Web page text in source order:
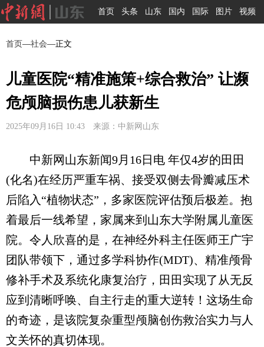
首页 头条 山东 国内 国际 图片 视频
首页—社会—正文
儿童医院“精准施策+综合救治” 让濒
危颅脑损伤患儿获新生
2025年09月16日 10:43 来源：中新网山东
中新网山东新闻9月16日电 年仅4岁的田田
(化名)在经历严重车祸、接受双侧去骨瓣减压术
后陷入“植物状态”，多家医院评估预后极差。抱
着最后一线希望，家属来到山东大学附属儿童医
院。令人欣喜的是，在神经外科主任医师王广宇
团队带领下，通过多学科协作(MDT)、精准颅骨
修补手术及系统化康复治疗，田田实现了从无反
应到清晰呼唤、自主行走的重大逆转！这场生命
的奇迹，是该院复杂重型颅脑创伤救治实力与人
文关怀的真切体现。